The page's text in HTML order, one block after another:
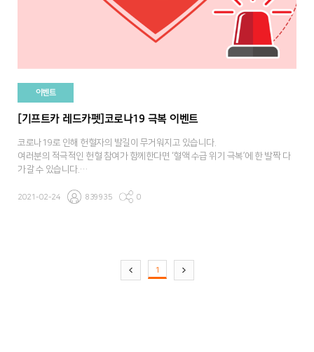
이벤트
[기프트카 레드카펫]코로나19 극복 이벤트
코로나19로 인해 헌혈자의 발길이 무거워지고 있습니다.
여러분의 적극적인 헌혈 참여가 함께한다면 ‘혈액 수급 위기 극복’에 한 발짝 다
가갈 수 있습니다.
2021-02-24 839935 0
1